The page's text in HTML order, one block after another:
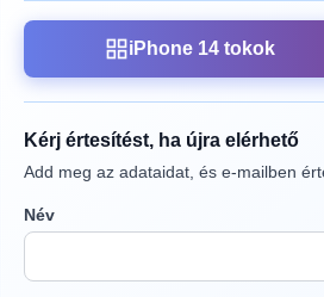
iPhone 14 tokok
Kérj értesítést, ha újra elérhető
Add meg az adataidat, és e-mailben
Név